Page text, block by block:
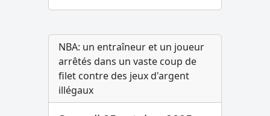
NBA: un entraîneur et un joueur
arrêtés dans un vaste coup de
filet contre des jeux d'argent
illégaux